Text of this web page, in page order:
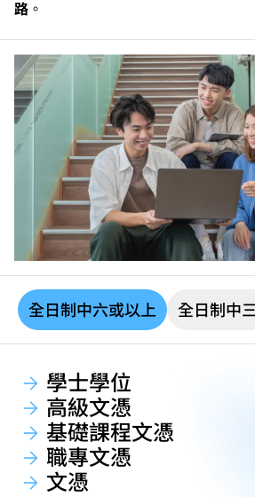
路 。
全日制中六或以上 全日制中
學士學位
高級文憑
基礎課程文憑
職專文憑
文憑